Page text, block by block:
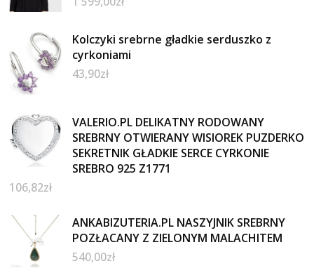
Kolczyki srebrne gładkie serduszko z
cyrkoniami
43,90zł
VALERIO.PL DELIKATNY RODOWANY
SREBRNY OTWIERANY WISIOREK PUZDERKO
SEKRETNIK GŁADKIE SERCE CYRKONIE
SREBRO 925 Z1771
106,82zł
ANKABIZUTERIA.PL NASZYJNIK SREBRNY
POZŁACANY Z ZIELONYM MALACHITEM
540,00zł